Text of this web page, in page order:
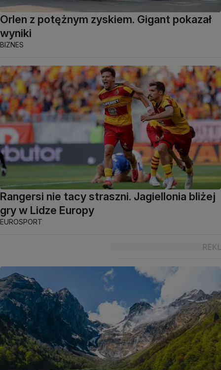
Orlen z potężnym zyskiem. Gigant pokazał
wyniki
BIZNES
Rangersi nie tacy straszni. Jagiellonia bliżej
gry w Lidze Europy
EUROSPORT